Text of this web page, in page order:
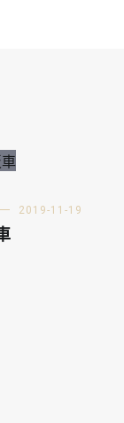
2019-11-19